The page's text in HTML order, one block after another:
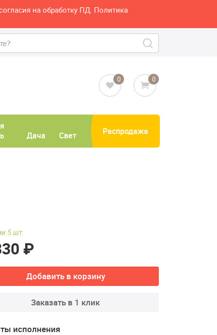
на обработку ПД. Политика
0 0
Дача Свет Распродажа
5 шт.
₽
Добавить в корзину
Заказать в 1 клик
исполнения